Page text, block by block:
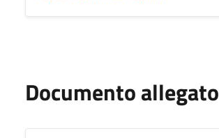
Documento allegato